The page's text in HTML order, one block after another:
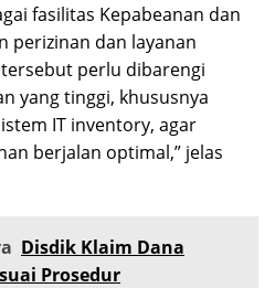
fasilitas Kepabeanan dan
perizinan dan layanan
perlu dibarengi
yang tinggi, khususnya
IT inventory, agar
berjalan optimal,” jelas
Disdik Klaim Dana
Prosedur